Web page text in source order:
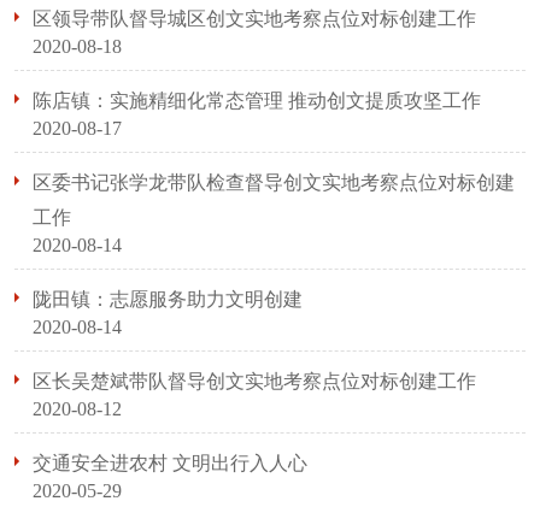
区领导带队督导城区创文实地考察点位对标创建工作
2020-08-18
陈店镇：实施精细化常态管理 推动创文提质攻坚工作
2020-08-17
区委书记张学龙带队检查督导创文实地考察点位对标创建
工作
2020-08-14
陇田镇：志愿服务助力文明创建
2020-08-14
区长吴楚斌带队督导创文实地考察点位对标创建工作
2020-08-12
交通安全进农村 文明出行入人心
2020-05-29